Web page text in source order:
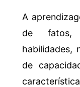
A
de fatos,
habilidades,
de